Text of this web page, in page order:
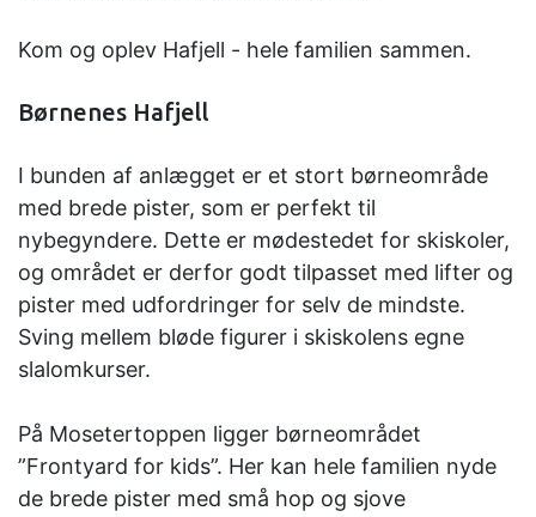
Kom og oplev Hafjell - hele familien sammen.
Børnenes Hafjell
I bunden af anlægget er et stort børneområde
med brede pister, som er perfekt til
nybegyndere. Dette er mødestedet for skiskoler,
og området er derfor godt tilpasset med lifter og
pister med udfordringer for selv de mindste.
Sving mellem bløde figurer i skiskolens egne
slalomkurser.
På Mosetertoppen ligger børneområdet
”Frontyard for kids”. Her kan hele familien nyde
de brede pister med små hop og sjove